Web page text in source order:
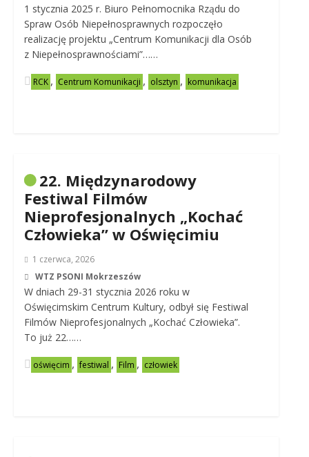
1 stycznia 2025 r. Biuro Pełnomocnika Rządu do
Spraw Osób Niepełnosprawnych rozpoczęło
realizację projektu „Centrum Komunikacji dla Osób
z Niepełnosprawnościami”……
RCK , Centrum Komunikacji , olsztyn , komunikacja
22. Międzynarodowy
Festiwal Filmów
Nieprofesjonalnych „Kochać
Człowieka” w Oświęcimiu
1 czerwca, 2026
WTZ PSONI Mokrzeszów
W dniach 29-31 stycznia 2026 roku w
Oświęcimskim Centrum Kultury, odbył się Festiwal
Filmów Nieprofesjonalnych „Kochać Człowieka”.
To już 22……
oświęcim , festiwal , Film , człowiek